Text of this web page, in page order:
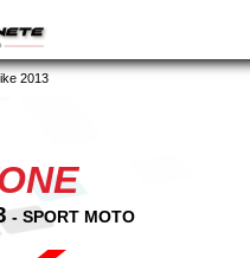
2013
- SPORT MOTO